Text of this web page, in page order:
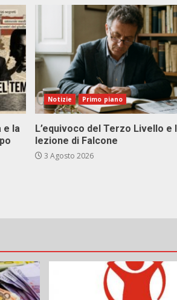
e la
Notizie Primo piano
L’equivoco del Terzo Livello e
lezione di Falcone
3 Agosto 2026